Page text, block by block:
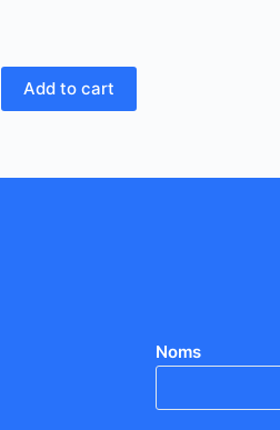
Add to cart
Noms